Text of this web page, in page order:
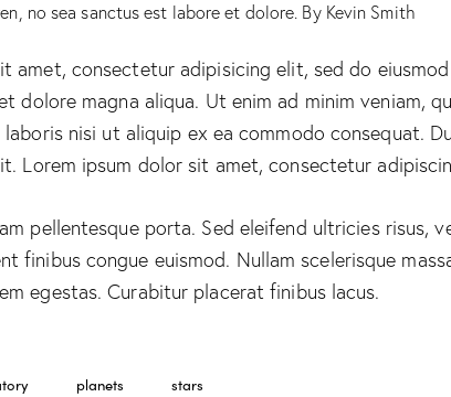
no sea sanctus est labore et dolore. By Kevin Smith
amet, consectetur adipisicing elit, sed do
dolore magna aliqua. Ut enim ad minim veniam,
nisi ut aliquip ex ea commodo consequat.
Lorem ipsum dolor sit amet, consectetur
pellentesque porta. Sed eleifend ultricies risus,
finibus congue euismod. Nullam scelerisque
egestas. Curabitur placerat finibus lacus.
planets stars